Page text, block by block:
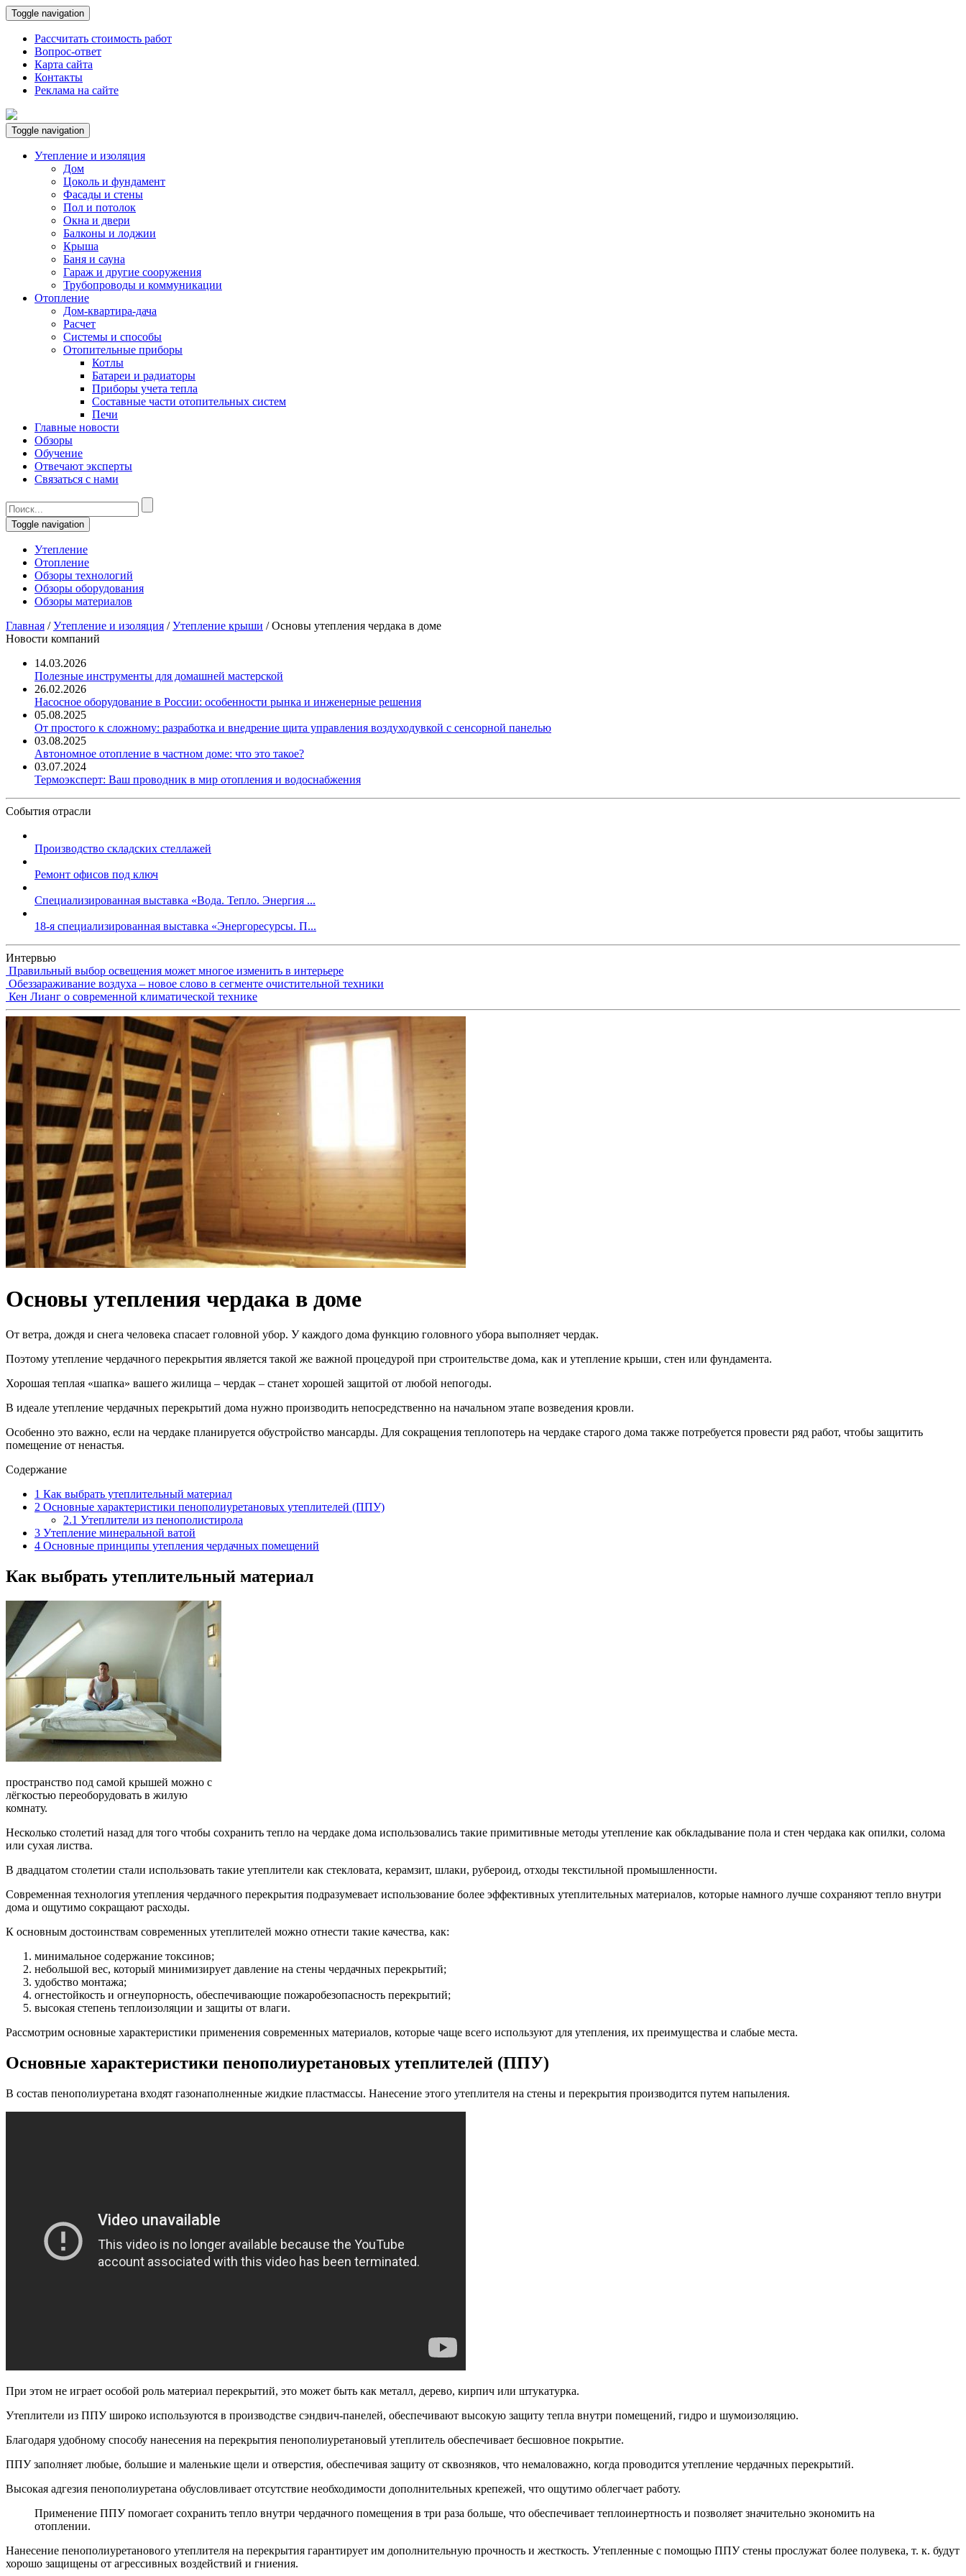
Toggle navigation
Рассчитать стоимость работ
Вопрос-ответ
Карта сайта
Контакты
Реклама на сайте
Toggle navigation
Утепление и изоляция
Дом
Цоколь и фундамент
Фасады и стены
Пол и потолок
Окна и двери
Балконы и лоджии
Крыша
Баня и сауна
Гараж и другие сооружения
Трубопроводы и коммуникации
Отопление
Дом-квартира-дача
Расчет
Системы и способы
Отопительные приборы
Котлы
Батареи и радиаторы
Приборы учета тепла
Составные части отопительных систем
Печи
Главные новости
Обзоры
Обучение
Отвечают эксперты
Связаться с нами
Toggle navigation
Утепление
Отопление
Обзоры технологий
Обзоры оборудования
Обзоры материалов
Главная /Утепление и изоляция /Утепление крыши /Основы утепления чердака в доме
Новости компаний
14.03.2026
Полезные инструменты для домашней мастерской
26.02.2026
Насосное оборудование в России: особенности рынка и инженерные решения
05.08.2025
От простого к сложному: разработка и внедрение щита управления воздуходувкой с сенсорной панелью
03.08.2025
Автономное отопление в частном доме: что это такое?
03.07.2024
Термоэксперт: Ваш проводник в мир отопления и водоснабжения
События отрасли
Производство складских стеллажей
Ремонт офисов под ключ
Специализированная выставка «Вода. Тепло. Энергия ...
18-я специализированная выставка «Энергоресурсы. П...
Интервью
Правильный выбор освещения может многое изменить в интерьере
Обеззараживание воздуха – новое слово в сегменте очистительной техники
Кен Лианг о современной климатической технике
Основы утепления чердака в доме
От ветра, дождя и снега человека спасает головной убор. У каждого дома функцию головного убора выполняет чердак.
Поэтому утепление чердачного перекрытия является такой же важной процедурой при строительстве дома, как и утепление крыши, стен или фундамента.
Хорошая теплая «шапка» вашего жилища – чердак – станет хорошей защитой от любой непогоды.
В идеале утепление чердачных перекрытий дома нужно производить непосредственно на начальном этапе возведения кровли.
Особенно это важно, если на чердаке планируется обустройство мансарды. Для сокращения теплопотерь на чердаке старого дома также потребуется провести ряд работ, чтобы защитить
помещение от ненастья.
Содержание
1 Как выбрать утеплительный материал
2 Основные характеристики пенополиуретановых утеплителей (ППУ)
2.1 Утеплители из пенополистирола
3 Утепление минеральной ватой
4 Основные принципы утепления чердачных помещений
Как выбрать утеплительный материал
пространство под самой крышей можно с
лёгкостью переоборудовать в жилую
комнату.
Несколько столетий назад для того чтобы сохранить тепло на чердаке дома использовались такие примитивные методы утепление как обкладывание пола и стен чердака как опилки, солома
или сухая листва.
В двадцатом столетии стали использовать такие утеплители как стекловата, керамзит, шлаки, рубероид, отходы текстильной промышленности.
Современная технология утепления чердачного перекрытия подразумевает использование более эффективных утеплительных материалов, которые намного лучше сохраняют тепло внутри
дома и ощутимо сокращают расходы.
К основным достоинствам современных утеплителей можно отнести такие качества, как:
минимальное содержание токсинов;
небольшой вес, который минимизирует давление на стены чердачных перекрытий;
удобство монтажа;
огнестойкость и огнеупорность, обеспечивающие пожаробезопасность перекрытий;
высокая степень теплоизоляции и защиты от влаги.
Рассмотрим основные характеристики применения современных материалов, которые чаще всего используют для утепления, их преимущества и слабые места.
Основные характеристики пенополиуретановых утеплителей (ППУ)
В состав пенополиуретана входят газонаполненные жидкие пластмассы. Нанесение этого утеплителя на стены и перекрытия производится путем напыления.
При этом не играет особой роль материал перекрытий, это может быть как металл, дерево, кирпич или штукатурка.
Утеплители из ППУ широко используются в производстве сэндвич-панелей, обеспечивают высокую защиту тепла внутри помещений, гидро и шумоизоляцию.
Благодаря удобному способу нанесения на перекрытия пенополиуретановый утеплитель обеспечивает бесшовное покрытие.
ППУ заполняет любые, большие и маленькие щели и отверстия, обеспечивая защиту от сквозняков, что немаловажно, когда проводится утепление чердачных перекрытий.
Высокая адгезия пенополиуретана обусловливает отсутствие необходимости дополнительных крепежей, что ощутимо облегчает работу.
Применение ППУ помогает сохранить тепло внутри чердачного помещения в три раза больше, что обеспечивает теплоинертность и позволяет значительно экономить на
отоплении.
Нанесение пенополиуретанового утеплителя на перекрытия гарантирует им дополнительную прочность и жесткость. Утепленные с помощью ППУ стены прослужат более полувека, т. к. будут
хорошо защищены от агрессивных воздействий и гниения.